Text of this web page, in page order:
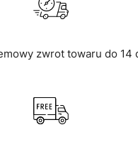
zwrot towaru do 14